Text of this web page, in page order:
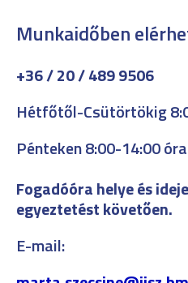
Munkaidőben
+36 / 20 / 489 9506
Hétfőtől-Csütörtökig
Pénteken 8:00-14:00
Fogadóóra helye és
egyeztetést követően.
E-mail: